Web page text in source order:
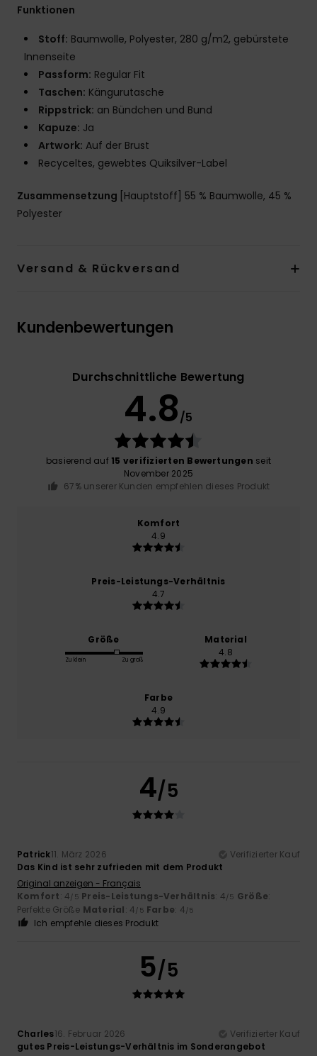
Funktionen
Stoff: Baumwolle, Polyester, 280 g/m2, gebürstete
Innenseite
Passform: Regular Fit
Taschen: Kängurutasche
Rippstrick: an Bündchen und Bund
Kapuze: Ja
Artwork: Auf der Brust
Recyceltes, gewebtes Quiksilver-Label
Zusammensetzung [Hauptstoff] 55 % Baumwolle, 45 %
Polyester
Versand & Rückversand
Kundenbewertungen
Durchschnittliche Bewertung
4.8/5
basierend auf 15 verifizierten Bewertungen seit
November 2025
67% unserer Kunden empfehlen dieses Produkt
Komfort
4.9
Preis-Leistungs-Verhältnis
4.7
Größe
Zu klein Zu groß
Material
4.8
Farbe
4.9
4/5
Patrick11. März 2026
Verifizierter Kauf
Das Kind ist sehr zufrieden mit dem Produkt
Original anzeigen - Français
Komfort: 4/5 Preis-Leistungs-Verhältnis: 4/5 Größe:
Perfekte Größe Material: 4/5 Farbe: 4/5
Ich empfehle dieses Produkt
5/5
Charles16. Februar 2026
Verifizierter Kauf
gutes Preis-Leistungs-Verhältnis im Sonderangebot